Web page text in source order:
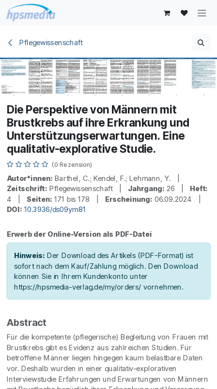
Zum Inhalt springen
Pflegewissenschaft
Die Perspektive von Männern mit
Brustkrebs auf ihre Erkrankung und
Unterstützungserwartungen. Eine
qualitativ-explorative Studie.
(0 Rezension)
Autor*innen: Barthel, C.; Kendel, F.; Lehmann, Y. |
Zeitschrift: Pflegewissenschaft | Jahrgang: 26 | Heft:
4 | Seiten: 171 bis 178 | Erscheinung: 06.09.2024 |
DOI: 10.3936/ds09ym81
Erwerb der Online-Version als PDF-Datei
Hinweis: Der Download des Artikels (PDF-Format) ist
sofort nach dem Kauf/Zahlung möglich. Den Download
können Sie in Ihrem Kundenkonto unter
https://hpsmedia-verlag.de/my/orders/ vornehmen.
Abstract
Für die kompetente (pflegerische) Begleitung von Frauen mit
Brustkrebs gibt es Evidenz aus zahlreichen Studien. Für
betroffene Männer liegen hingegen kaum belastbare Daten
vor. Deshalb wurden in einer qualitativ-explorativen
Interviewstudie Erfahrungen und Erwartungen von Männern